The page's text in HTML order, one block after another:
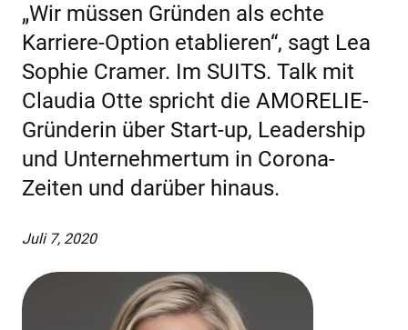
CONNECT
BOARD SEARCH
DIAGNOSTICS
KANDIDAT:INNEN
COACHING
KI-TRAINING
„Wir müssen Gründen als echte
Karriere-Option etablieren“, sagt Lea
Sophie Cramer. Im SUITS. Talk mit
Claudia Otte spricht die AMORELIE-
Gründerin über Start-up, Leadership
und Unternehmertum in Corona-
Zeiten und darüber hinaus.
Juli 7, 2020